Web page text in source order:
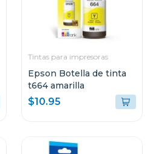
Tintas para impresoras
Epson Botella de tinta
t664 amarilla
$10.95